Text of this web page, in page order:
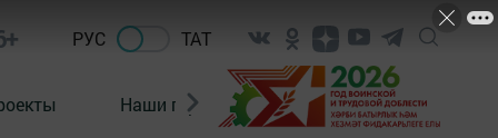
РУС ТАТ
Наши герои Нормативно-правовые